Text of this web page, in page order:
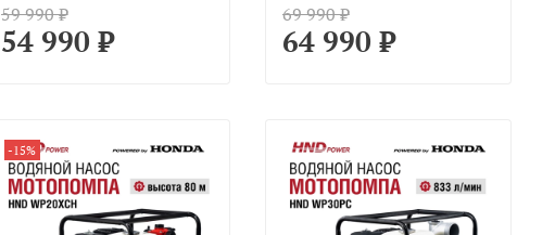
59 990 ₽
54 990 ₽
69 990 ₽
64 990 ₽
-15%